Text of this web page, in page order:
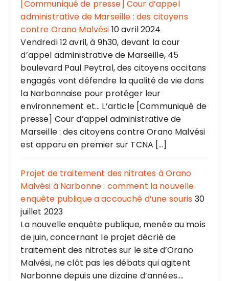
[Communiqué de presse] Cour d’appel
administrative de Marseille : des citoyens
contre Orano Malvési 10 avril 2024
Vendredi 12 avril, à 9h30, devant la cour
d’appel administrative de Marseille, 45
boulevard Paul Peytral, des citoyens occitans
engagés vont défendre la qualité de vie dans
la Narbonnaise pour protéger leur
environnement et... L’article [Communiqué de
presse] Cour d’appel administrative de
Marseille : des citoyens contre Orano Malvési
est apparu en premier sur TCNA […]
Projet de traitement des nitrates à Orano
Malvési à Narbonne : comment la nouvelle
enquête publique a accouché d’une souris 30
juillet 2023
La nouvelle enquête publique, menée au mois
de juin, concernant le projet décrié de
traitement des nitrates sur le site d’Orano
Malvési, ne clôt pas les débats qui agitent
Narbonne depuis une dizaine d’années....